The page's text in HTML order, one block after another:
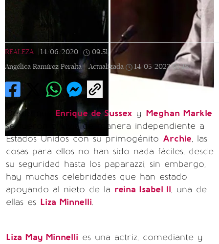
REALEZA 14/06/2020 09:51 |
Angélica Ramírez Peralta | Actualizada 14/05/2023 01:48
Desde que Enrique de Sussex y Meghan Markle
se fueron a vivir de manera independiente a
Estados Unidos con su primogénito Archie, las
cosas para ellos no han sido nada fáciles, desde
su seguridad hasta los paparazzi, sin embargo,
hay muchas celebridades que han estado
apoyando al nieto de la reina Isabel ll, una de
ellas es Liza Minnelli.
Liza May Minnelli es una actriz, comediante y